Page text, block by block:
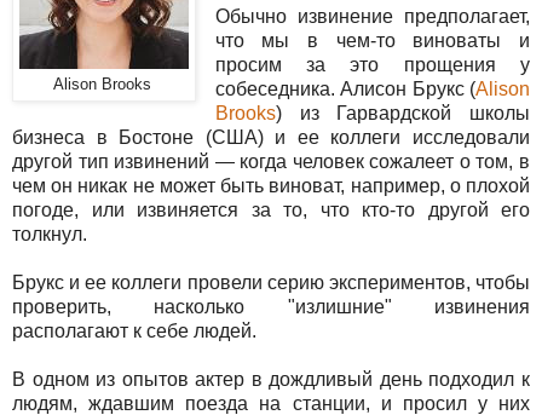
Alison Brooks
Обычно извинение предполагает,
что мы в чем-то виноваты и
просим за это прощения у
собеседника. Алисон Брукс (Alison
Brooks) из Гарвардской школы
бизнеса в Бостоне (США) и ее коллеги исследовали
другой тип извинений — когда человек сожалеет о том, в
чем он никак не может быть виноват, например, о плохой
погоде, или извиняется за то, что кто-то другой его
толкнул.
Брукс и ее коллеги провели серию экспериментов, чтобы
проверить, насколько "излишние" извинения
располагают к себе людей.
В одном из опытов актер в дождливый день подходил к
людям, ждавшим поезда на станции, и просил у них